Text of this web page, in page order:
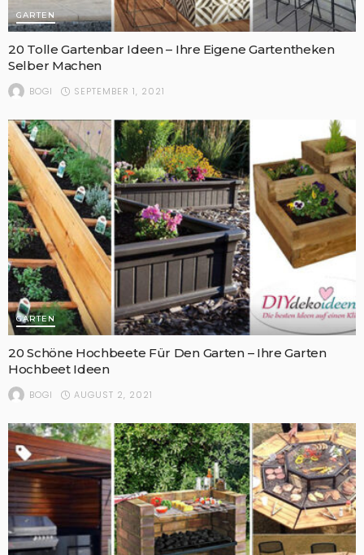
GARTEN
20 Tolle Gartenbar Ideen – Ihre Eigene Gartentheken
Selber Machen
BOGI SEPTEMBER 1, 2021
GARTEN
20 Schöne Hochbeete Für Den Garten – Ihre Garten
Hochbeet Ideen
BOGI AUGUST 2, 2021